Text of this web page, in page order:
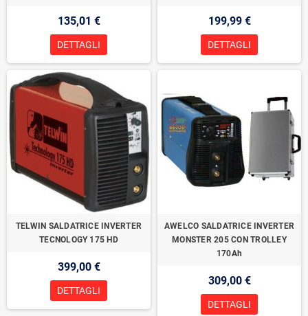
135,01 €
DETTAGLI
199,99 €
DETTAGLI
TELWIN SALDATRICE INVERTER
TECNOLOGY 175 HD
399,00 €
DETTAGLI
AWELCO SALDATRICE INVERTER
MONSTER 205 CON TROLLEY
170Ah
309,00 €
DETTAGLI